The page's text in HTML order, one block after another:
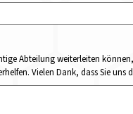
Abteilung weiterleiten
Vielen Dank, dass Sie uns